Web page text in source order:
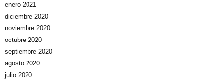
enero 2021
diciembre 2020
noviembre 2020
octubre 2020
septiembre 2020
agosto 2020
julio 2020